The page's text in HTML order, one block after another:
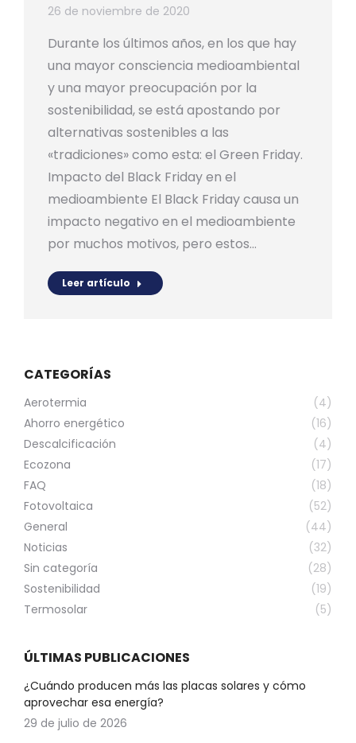
26 de noviembre de 2020
Durante los últimos años, en los que hay
una mayor consciencia medioambiental
y una mayor preocupación por la
sostenibilidad, se está apostando por
alternativas sostenibles a las
«tradiciones» como esta: el Green Friday.
Impacto del Black Friday en el
medioambiente El Black Friday causa un
impacto negativo en el medioambiente
por muchos motivos, pero estos…
Leer artículo
CATEGORÍAS
Aerotermia
(4)
Ahorro energético
(16)
Descalcificación
(4)
Ecozona
(17)
FAQ
(18)
Fotovoltaica
(52)
General
(44)
Noticias
(32)
Sin categoría
(28)
Sostenibilidad
(19)
Termosolar
(5)
ÚLTIMAS PUBLICACIONES
¿Cuándo producen más las placas solares y cómo
aprovechar esa energía?
29 de julio de 2026